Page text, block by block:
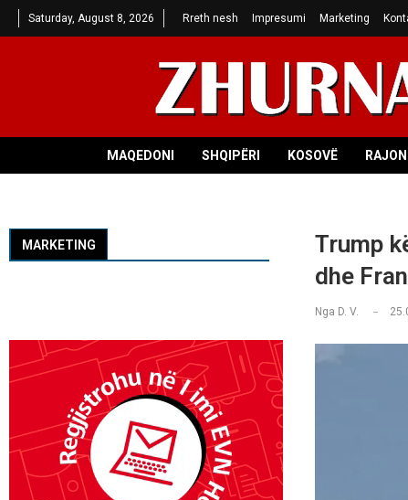
Saturday, August 8, 2026 Rreth nesh Impresumi Marketing
MAQEDONI SHQIPËRI KOSOVË
Trump
dhe
Nga D. V.
MARKETING